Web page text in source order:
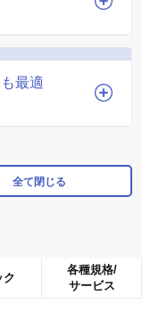
最適
全て閉じる
ク
各種規格/
サービス